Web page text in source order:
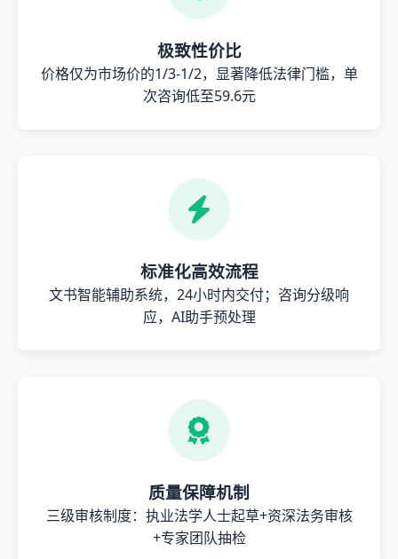
极致性价比
价格仅为市场价的1/3-1/2，显著降低法律门槛，单
次咨询低至59.6元
标准化高效流程
文书智能辅助系统，24小时内交付；咨询分级响
应，AI助手预处理
质量保障机制
三级审核制度：执业法学人士起草+资深法务审核
+专家团队抽检